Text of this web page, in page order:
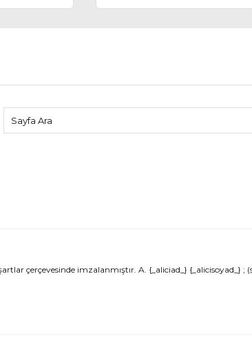
çerçevesinde imzalanmıştır. A. {_aliciad_} {_alicisoyad_}